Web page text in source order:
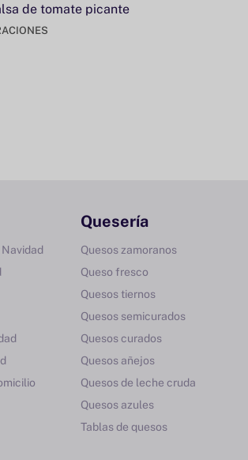
de tomate picante
Quesería
Quesos zamoranos
Queso fresco
Quesos tiernos
Quesos semicurados
Quesos curados
Quesos añejos
Quesos de leche cruda
Quesos azules
Tablas de quesos